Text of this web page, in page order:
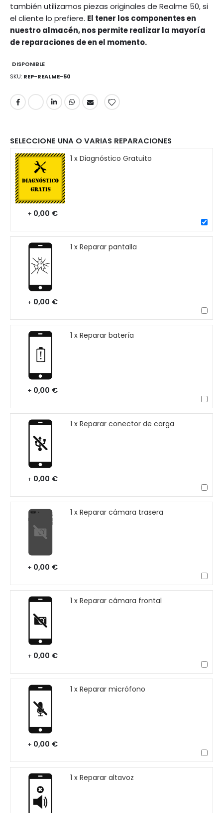
también utilizamos piezas originales de Realme 50, si
el cliente lo prefiere. El tener los componentes en
nuestro almacén, nos permite realizar la mayoría
de reparaciones de en el momento.
DISPONIBLE
SKU REP-REALME-50
SELECCIONE UNA O VARIAS REPARACIONES
1 x Diagnóstico Gratuito
+ 0,00 €
1 x Reparar pantalla
+ 0,00 €
1 x Reparar batería
+ 0,00 €
1 x Reparar conector de carga
+ 0,00 €
1 x Reparar cámara trasera
+ 0,00 €
1 x Reparar cámara frontal
+ 0,00 €
1 x Reparar micrófono
+ 0,00 €
1 x Reparar altavoz